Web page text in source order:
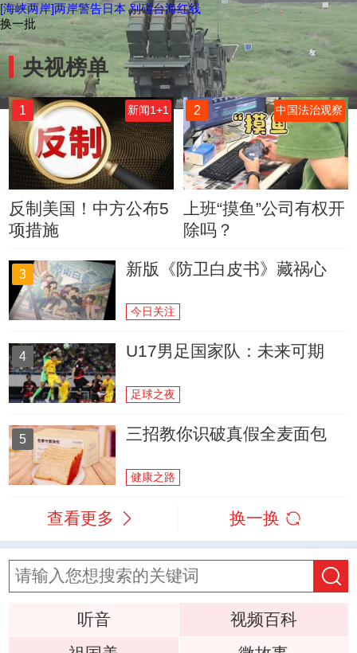
[海峡两岸]两岸警告日本 别碰台海红线
换一批
央视榜单
1 新闻1+1
反制美国！中方公布5
项措施
2 中国法治观察
上班“摸鱼”公司有权开
除吗？
3 新版《防卫白皮书》藏祸心
今日关注
4 U17男足国家队：未来可期
足球之夜
5 三招教你识破真假全麦面包
健康之路
查看更多 换一换
听音
视频百科